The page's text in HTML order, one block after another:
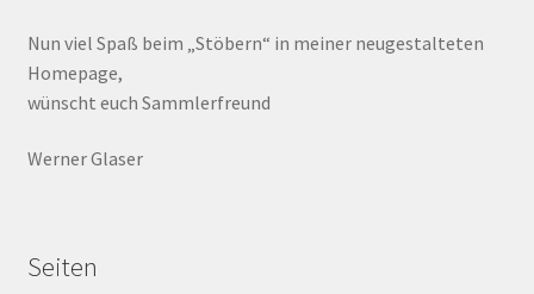
Nun viel Spaß beim „Stöbern“ in meiner neugestalteten
Homepage,
wünscht euch Sammlerfreund
Werner Glaser
Seiten